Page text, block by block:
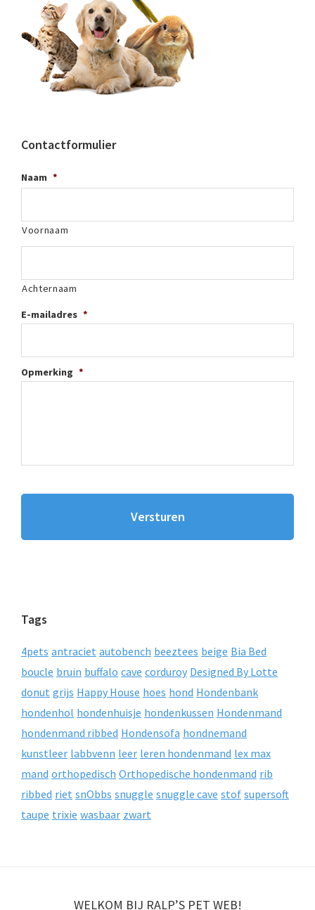
Contactformulier
Naam *
Voornaam
Achternaam
E-mailadres *
Opmerking *
Tags
4pets antraciet autobench beeztees beige Bia Bed
boucle bruin buffalo cave corduroy Designed By Lotte
donut grijs Happy House hoes hond Hondenbank
hondenhol hondenhuisje hondenkussen Hondenmand
hondenmand ribbed Hondensofa hondnemand
kunstleer labbvenn leer leren hondenmand lex max
mand orthopedisch Orthopedische hondenmand rib
ribbed riet snObbs snuggle snuggle cave stof supersoft
taupe trixie wasbaar zwart
WELKOM BIJ RALP’S PET WEB!